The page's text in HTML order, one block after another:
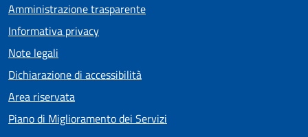
Amministrazione trasparente
Informativa privacy
Note legali
Dichiarazione di accessibilità
Area riservata
Piano di Miglioramento dei Servizi